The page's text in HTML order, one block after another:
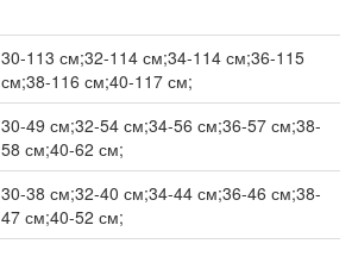
30-113 см;32-114 см;34-114 см;36-115
см;38-116 см;40-117 см;
30-49 см;32-54 см;34-56 см;36-57 см;38-
58 см;40-62 см;
30-38 см;32-40 см;34-44 см;36-46 см;38-
47 см;40-52 см;